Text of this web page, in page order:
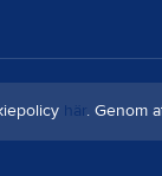
här. Genom